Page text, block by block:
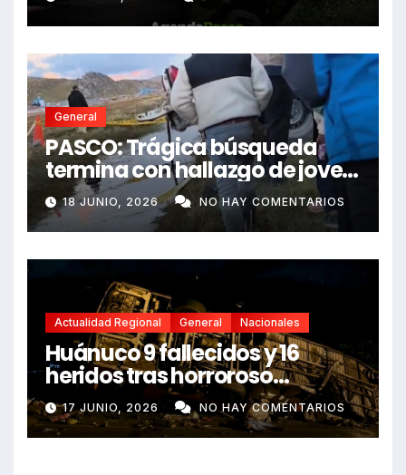
dejando dos fallecidos
General
PASCO: Trágica búsqueda
termina con hallazgo de joven
sin vida en Rancas
18 JUNIO, 2026 NO HAY COMENTARIOS
Actualidad Regional General Nacionales
Huánuco 9 fallecidos y 16
heridos tras horroroso
despiste de bus Real Chancas
que impactó contra vivienda
17 JUNIO, 2026 NO HAY COMENTARIOS